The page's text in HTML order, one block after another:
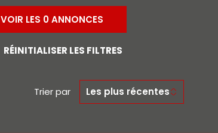
CONTACT
VOIR LES 0ANNONCES
RÉINITIALISER LES FILTRES
Trier par Les plus récentes